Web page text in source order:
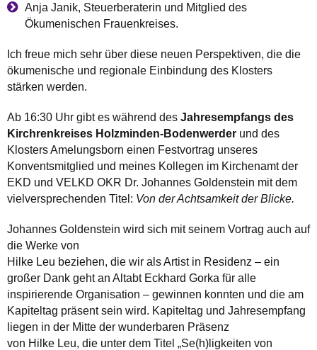
Anja Janik, Steuerberaterin und Mitglied des
Ökumenischen Frauenkreises.
Ich freue mich sehr über diese neuen Perspektiven, die die
ökumenische und regionale Einbindung des Klosters
stärken werden.
Ab 16:30 Uhr gibt es während des Jahresempfangs des
Kirchrenkreises Holzminden-Bodenwerder und des
Klosters Amelungsborn einen Festvortrag unseres
Konventsmitglied und meines Kollegen im Kirchenamt der
EKD und VELKD OKR Dr. Johannes Goldenstein mit dem
vielversprechenden Titel: Von der Achtsamkeit der Blicke.
Johannes Goldenstein wird sich mit seinem Vortrag auch auf
die Werke von
Hilke Leu beziehen, die wir als Artist in Residenz – ein
großer Dank geht an Altabt Eckhard Gorka für alle
inspirierende Organisation – gewinnen konnten und die am
Kapiteltag präsent sein wird. Kapiteltag und Jahresempfang
liegen in der Mitte der wunderbaren Präsenz
von Hilke Leu, die unter dem Titel „Se(h)ligkeiten von